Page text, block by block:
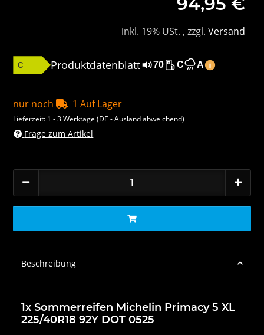
inkl. 19% USt. , zzgl. Versand
C Produktdatenblatt 70 C A
nur noch 1 Auf Lager
Lieferzeit: 1 - 3 Werktage(DE - Ausland abweichend)
Frage zum Artikel
Beschreibung
1x Sommerreifen Michelin Primacy 5 XL
225/40R18 92Y DOT 0525